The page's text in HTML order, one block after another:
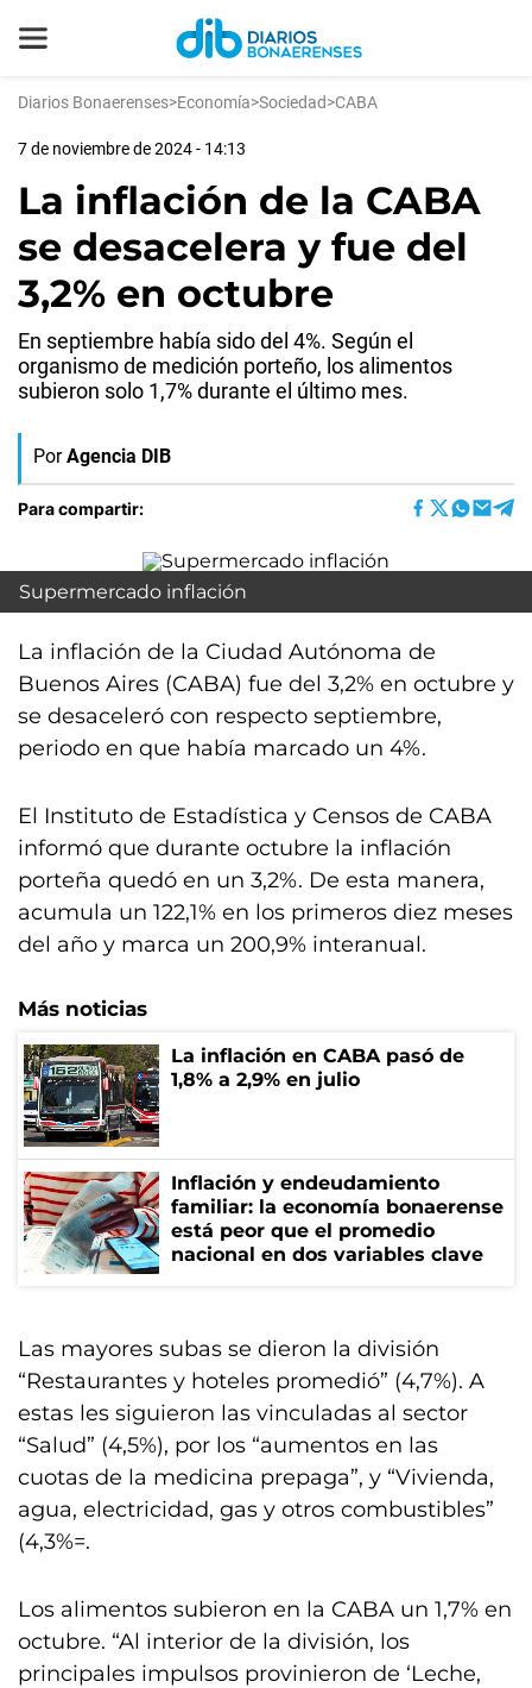
Diarios Bonaerenses>Economía>Sociedad>CABA
7 de noviembre de 2024 - 14:13
La inflación de la CABA
se desacelera y fue del
3,2% en octubre
En septiembre había sido del 4%. Según el
organismo de medición porteño, los alimentos
subieron solo 1,7% durante el último mes.
Por Agencia DIB
Para compartir:
Supermercado inflación
La inflación de la Ciudad Autónoma de
Buenos Aires (CABA) fue del 3,2% en octubre y
se desaceleró con respecto septiembre,
periodo en que había marcado un 4%.
El Instituto de Estadística y Censos de CABA
informó que durante octubre la inflación
porteña quedó en un 3,2%. De esta manera,
acumula un 122,1% en los primeros diez meses
del año y marca un 200,9% interanual.
Más noticias
La inflación en CABA pasó de
1,8% a 2,9% en julio
Inflación y endeudamiento
familiar: la economía bonaerense
está peor que el promedio
nacional en dos variables clave
Las mayores subas se dieron la división
“Restaurantes y hoteles promedió” (4,7%). A
estas les siguieron las vinculadas al sector
“Salud” (4,5%), por los “aumentos en las
cuotas de la medicina prepaga”, y “Vivienda,
agua, electricidad, gas y otros combustibles”
(4,3%=.
Los alimentos subieron en la CABA un 1,7% en
octubre. “Al interior de la división, los
principales impulsos provinieron de ‘Leche,